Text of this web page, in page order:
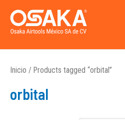
Inicio / Products tagged “orbital”
orbital